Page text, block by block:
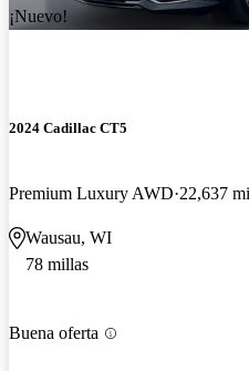
¡Nuevo!
2024 Cadillac CT5
Premium Luxury AWD 22,637
Wausau, WI
78 millas
Buena oferta